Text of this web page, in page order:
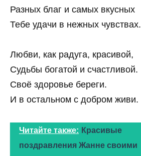
Разных благ и самых вкусных
Тебе удачи в нежных чувствах.
Любви, как радуга, красивой,
Судьбы богатой и счастливой.
Своё здоровье береги.
И в остальном с добром живи.
Читайте также: Красивые
поздравления Жанне своими